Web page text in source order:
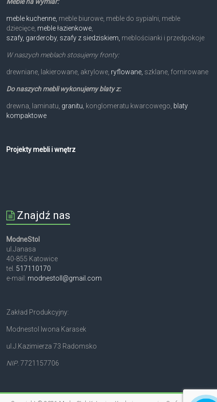
Meble na wymiar:
meble kuchenne, meble biurowe, meble do sypialni, meble
dziecięce, meble łazienkowe,
szafy, garderoby, szafy z siedziskiem, meblościanki i przedpokoje
W naszych meblach stosujemy fronty:
drewniane, lakierowane, akrylowe, ryflowane, szklane, fornirowane
Do naszych mebli wykonujemy blaty z:
drewna, laminatu, granitu, konglomeratu kwarcowego, blaty
kompaktowe
Projekty mebli i wnętrz
Znajdź nas
ModneStol
ul.Janasa
40-855 Katowice
tel. 517110170
e-mail: modnestoll@gmail.com
Zakład Produkcyjny:
Modnestol Iwona Karasek
ul.J.Kazimierza 73 Radomsko
NIP. 7721157706